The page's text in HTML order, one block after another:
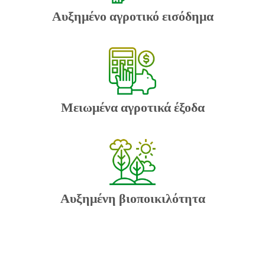
Αυξημένο αγροτικό εισόδημα
Μειωμένα αγροτικά έξοδα
Αυξημένη βιοποικιλότητα